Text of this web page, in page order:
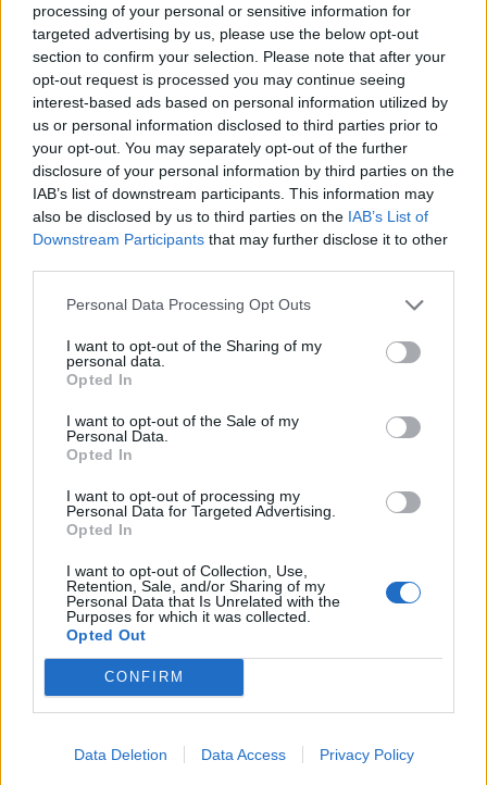
processing of your personal or sensitive information for
targeted advertising by us, please use the below opt-out
section to confirm your selection. Please note that after your
opt-out request is processed you may continue seeing
interest-based ads based on personal information utilized by
us or personal information disclosed to third parties prior to
your opt-out. You may separately opt-out of the further
disclosure of your personal information by third parties on the
IAB’s list of downstream participants. This information may
also be disclosed by us to third parties on the IAB’s List of
Downstream Participants that may further disclose it to other
Personal Data Processing Opt Outs
I want to opt-out of the Sharing of my
personal data.
Opted In
I want to opt-out of the Sale of my
Personal Data.
Opted In
I want to opt-out of processing my
Personal Data for Targeted Advertising.
Opted In
I want to opt-out of Collection, Use,
Retention, Sale, and/or Sharing of my
Personal Data that Is Unrelated with the
Purposes for which it was collected.
Opted Out
CONFIRM
Data Deletion Data Access Privacy Policy
Szent Genovéva, a túlélő Franciaország
jelképe
Minka 12. rész
Minka 11. rész
nőknek, amikor segítséget kérnek?
A legidegesítőbb kifejezések laza
gyűjteménye
Elyna Robbs: Adéle és az örökölt árnyak
13. rész